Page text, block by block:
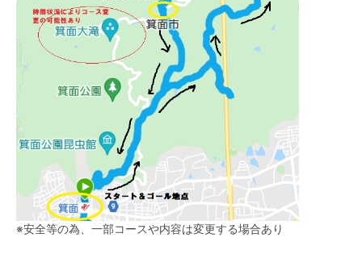
※安全等の為、一部コースや内容は変更する場合あり